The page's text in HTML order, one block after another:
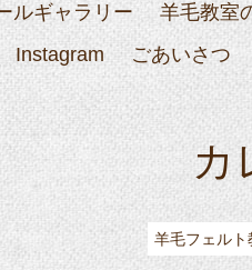
ルギャラリー 羊毛教室
Instagram ごあいさつ
カ
羊毛フェルト